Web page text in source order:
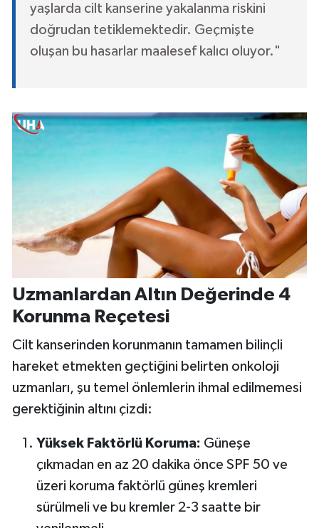
yaşlarda cilt kanserine yakalanma riskini
doğrudan tetiklemektedir. Geçmişte
oluşan bu hasarlar maalesef kalıcı oluyor."
Uzmanlardan Altın Değerinde 4
Korunma Reçetesi
Cilt kanserinden korunmanın tamamen bilinçli
hareket etmekten geçtiğini belirten onkoloji
uzmanları, şu temel önlemlerin ihmal edilmemesi
gerektiğinin altını çizdi:
Yüksek Faktörlü Koruma: Güneşe
çıkmadan en az 20 dakika önce SPF 50 ve
üzeri koruma faktörlü güneş kremleri
sürülmeli ve bu kremler 2-3 saatte bir